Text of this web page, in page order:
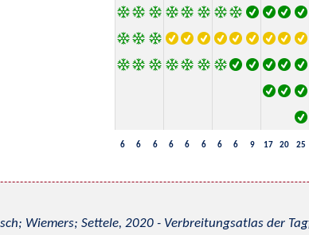
6 6 6 6 6 6 6 6 9 17 20 25
Wiemers; Settele, 2020 - Verbreitungsatlas der